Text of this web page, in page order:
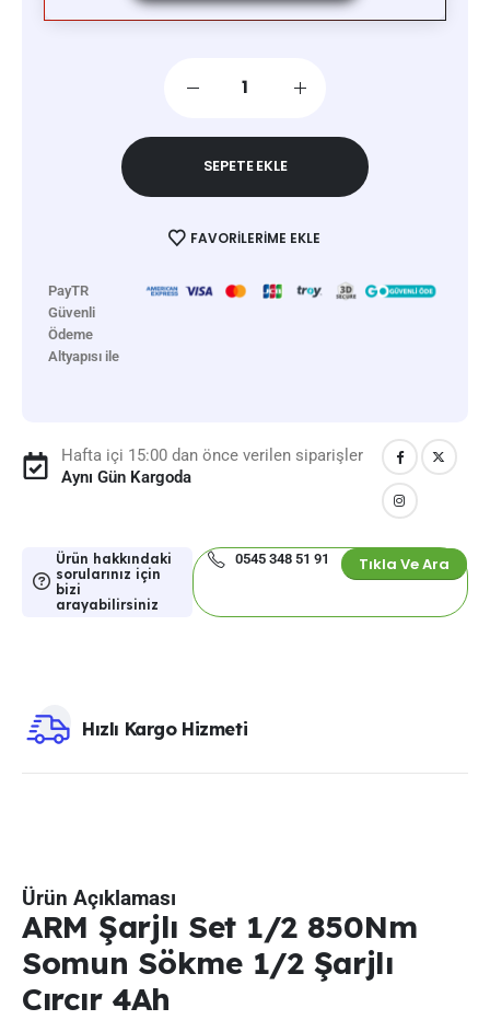
SEPETE EKLE
FAVORILERIME EKLE
PayTR
Güvenli
Ödeme
Altyapısı ile
Hafta içi 15:00 dan önce verilen siparişler
Aynı Gün Kargoda
Ürün hakkındaki
sorularınız için
bizi
arayabilirsiniz
0545 348 51 91 Tıkla Ve Ara
Hızlı Kargo Hizmeti
Ürün Açıklaması
ARM Şarjlı Set 1/2 850Nm
Somun Sökme 1/2 Şarjlı
Cırcır 4Ah